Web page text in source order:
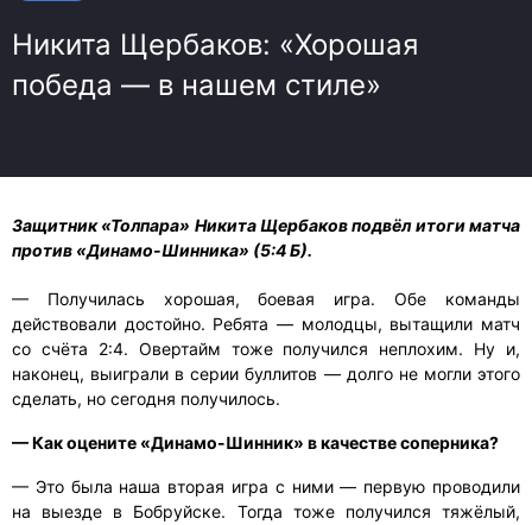
Никита Щербаков: «Хорошая
победа — в нашем стиле»
Защитник «Толпара» Никита Щербаков подвёл итоги матча
против «Динамо-Шинника» (5:4 Б).
— Получилась хорошая, боевая игра. Обе команды
действовали достойно. Ребята — молодцы, вытащили матч
со счёта 2:4. Овертайм тоже получился неплохим. Ну и,
наконец, выиграли в серии буллитов — долго не могли этого
сделать, но сегодня получилось.
— Как оцените «Динамо-Шинник» в качестве соперника?
— Это была наша вторая игра с ними — первую проводили
на выезде в Бобруйске. Тогда тоже получился тяжёлый,